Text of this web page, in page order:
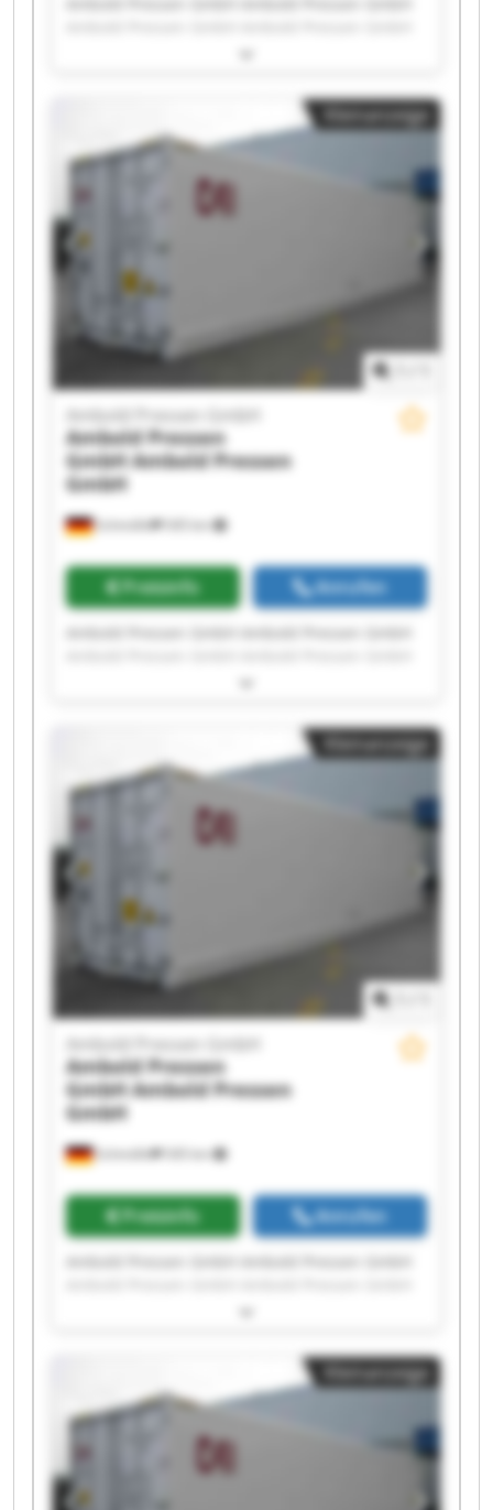
Ambold Pressen GmbH Ambold Pressen GmbH
Ambold Pressen GmbH Ambold Pressen GmbH
Ambold Pressen GmbH Ambold Pressen GmbH
Ambold Pressen GmbH Ambold Pressen GmbH
Ambold Pressen GmbH Ambold Pressen GmbH
Ambold Pressen GmbH Ambold Pressen GmbH
Ambold Pressen GmbH Ambold Pressen GmbH
Kleinanzeige
Schmölln 545 km
Ambold Pressen GmbH
Ambold Pressen
GmbHAmbold Pressen
GmbH
Preisinfo Anrufen
Ambold Pressen GmbH Ambold Pressen GmbH
Ambold Pressen GmbH Ambold Pressen GmbH
Ambold Pressen GmbH Ambold Pressen GmbH
Ambold Pressen GmbH Ambold Pressen GmbH
Ambold Pressen GmbH Ambold Pressen GmbH
Ambold Pressen GmbH Ambold Pressen GmbH
Ambold Pressen GmbH Ambold Pressen GmbH
Kleinanzeige
Schmölln 545 km
Ambold Pressen GmbH
Ambold Pressen
GmbHAmbold Pressen
GmbH
Preisinfo Anrufen
Ambold Pressen GmbH Ambold Pressen GmbH
Ambold Pressen GmbH Ambold Pressen GmbH
Ambold Pressen GmbH Ambold Pressen GmbH
Ambold Pressen GmbH Ambold Pressen GmbH
Ambold Pressen GmbH Ambold Pressen GmbH
Ambold Pressen GmbH Ambold Pressen GmbH
Ambold Pressen GmbH Ambold Pressen GmbH
Kleinanzeige